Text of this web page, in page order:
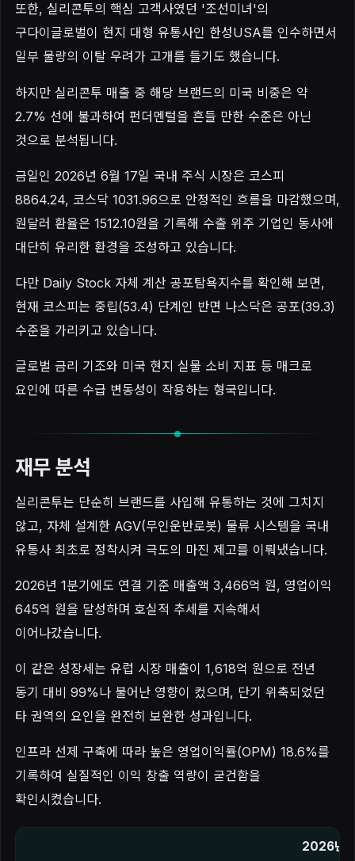
또한, 실리콘투의 핵심 고객사였던 '조선미녀'의
구다이글로벌이 현지 대형 유통사인 한성USA를 인수하면서
일부 물량의 이탈 우려가 고개를 들기도 했습니다.
하지만 실리콘투 매출 중 해당 브랜드의 미국 비중은 약
2.7% 선에 불과하여 펀더멘털을 흔들 만한 수준은 아닌
것으로 분석됩니다.
금일인 2026년 6월 17일 국내 주식 시장은 코스피
8864.24, 코스닥 1031.96으로 안정적인 흐름을 마감했으며,
원달러 환율은 1512.10원을 기록해 수출 위주 기업인 동사에
대단히 유리한 환경을 조성하고 있습니다.
다만 Daily Stock 자체 계산 공포탐욕지수를 확인해 보면,
현재 코스피는 중립(53.4) 단계인 반면 나스닥은 공포(39.3)
수준을 가리키고 있습니다.
글로벌 금리 기조와 미국 현지 실물 소비 지표 등 매크로
요인에 따른 수급 변동성이 작용하는 형국입니다.
재무 분석
실리콘투는 단순히 브랜드를 사입해 유통하는 것에 그치지
않고, 자체 설계한 AGV(무인운반로봇) 물류 시스템을 국내
유통사 최초로 정착시켜 극도의 마진 제고를 이뤄냈습니다.
2026년 1분기에도 연결 기준 매출액 3,466억 원, 영업이익
645억 원을 달성하며 호실적 추세를 지속해서
이어나갔습니다.
이 같은 성장세는 유럽 시장 매출이 1,618억 원으로 전년
동기 대비 99%나 불어난 영향이 컸으며, 단기 위축되었던
타 권역의 요인을 완전히 보완한 성과입니다.
인프라 선제 구축에 따라 높은 영업이익률(OPM) 18.6%를
기록하여 실질적인 이익 창출 역량이 굳건함을
확인시켰습니다.
2026년